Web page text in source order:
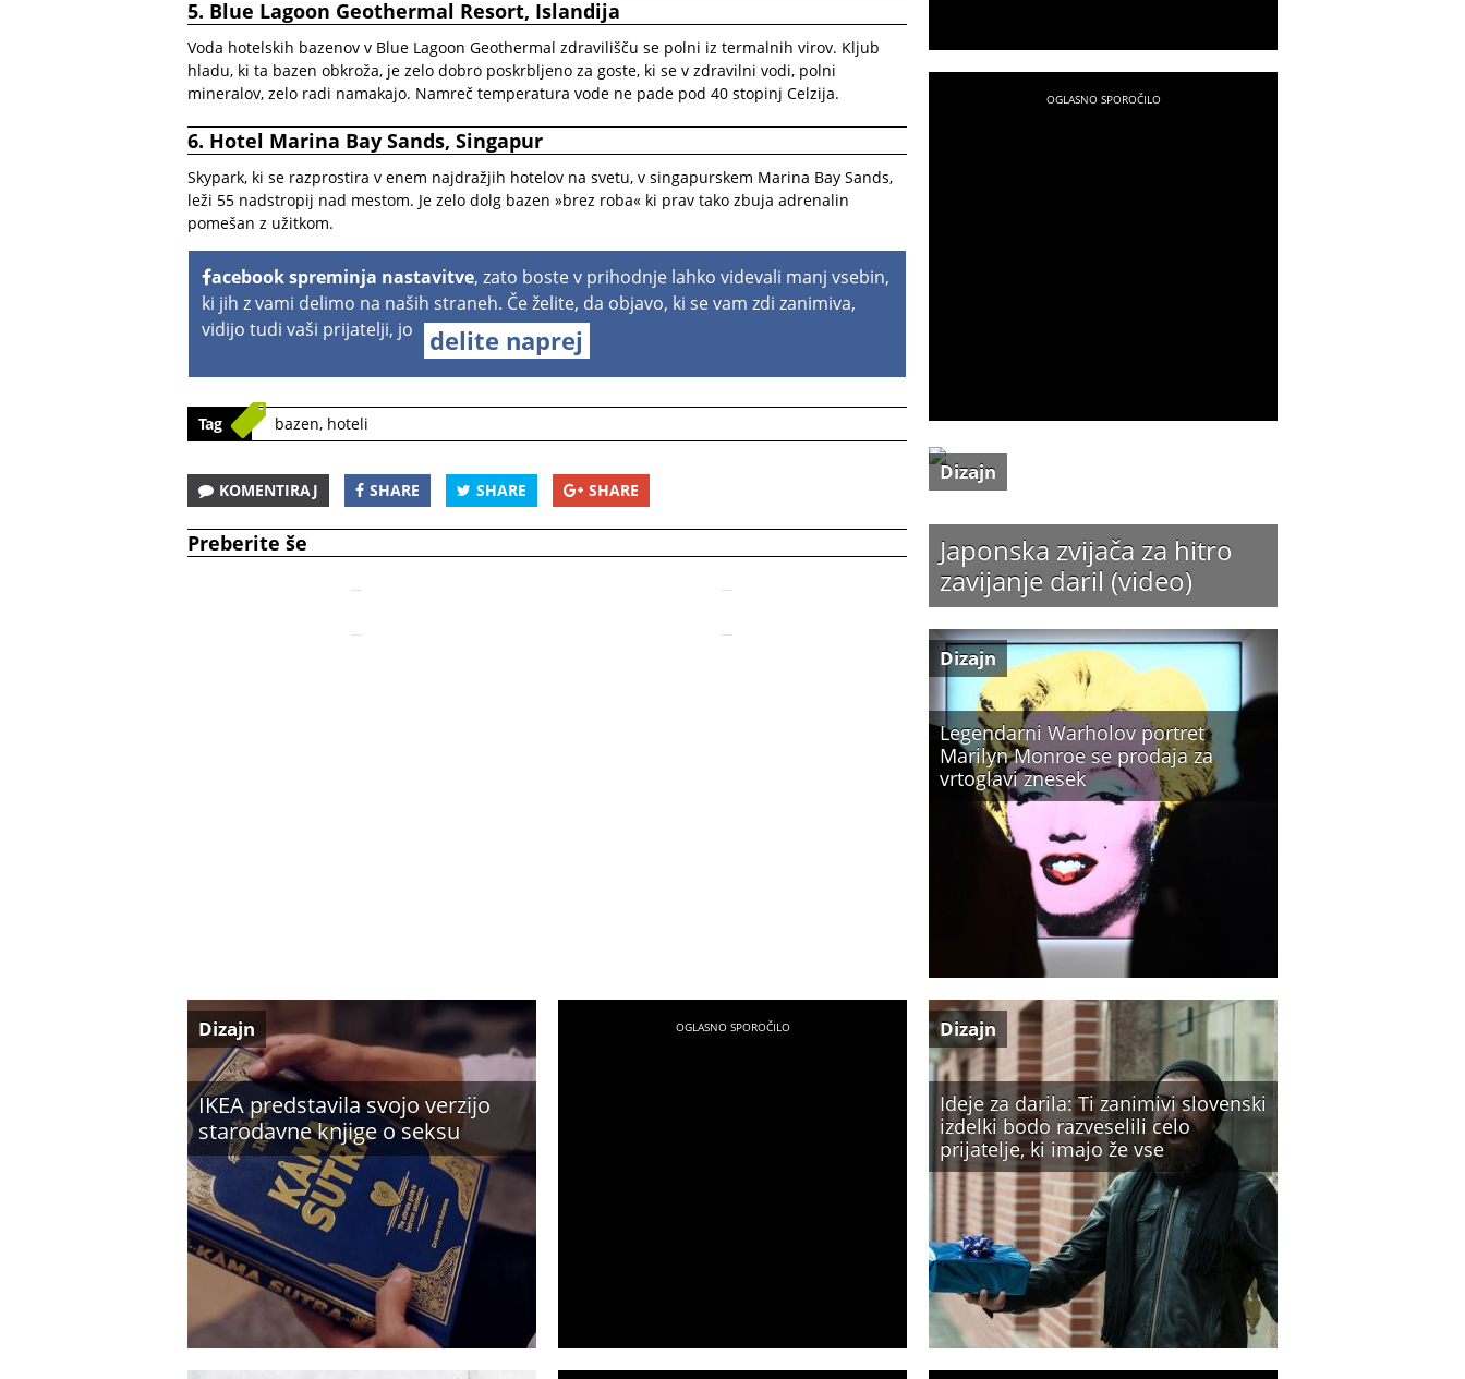
5. Blue Lagoon Geothermal Resort, Islandija
Voda hotelskih bazenov v Blue Lagoon Geothermal zdravilišču se polni iz termalnih virov. Kljub
hladu, ki ta bazen obkroža, je zelo dobro poskrbljeno za goste, ki se v zdravilni vodi, polni
mineralov, zelo radi namakajo. Namreč temperatura vode ne pade pod 40 stopinj Celzija.
6. Hotel Marina Bay Sands, Singapur
Skypark, ki se razprostira v enem najdražjih hotelov na svetu, v singapurskem Marina Bay Sands,
leži 55 nadstropij nad mestom. Je zelo dolg bazen »brez roba« ki prav tako zbuja adrenalin
pomešan z užitkom.
acebook spreminja nastavitve, zato boste v prihodnje lahko videvali manj vsebin,
ki jih z vami delimo na naših straneh. Če želite, da objavo, ki se vam zdi zanimiva,
vidijo tudi vaši prijatelji, jo
delite naprej
Tag bazen, hoteli
KOMENTIRAJ SHARE SHARE SHARE
Preberite še
Japonska zvijača za hitro
zavijanje daril (video)
Dizajn
Legendarni Warholov portret
Marilyn Monroe se prodaja za
vrtoglavi znesek
Dizajn
IKEA predstavila svojo verzijo
starodavne knjige o seksu
Dizajn
Ideje za darila: Ti zanimivi slovenski
izdelki bodo razveselili celo
prijatelje, ki imajo že vse
Dizajn